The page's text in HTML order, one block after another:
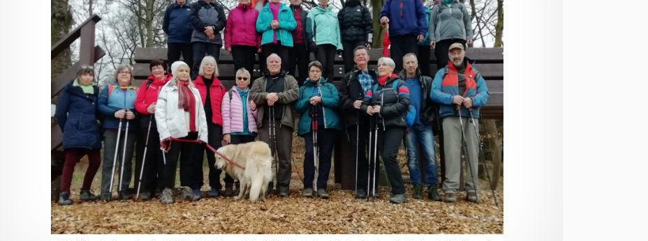
Nordic-Walking
Power Jumping
Taiji Qigong
Volleyball – Mix